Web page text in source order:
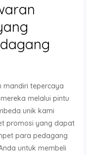
mandiri tepercaya
melalui pintu
unik kami
promosi yang dapat
para pedagang
untuk membeli